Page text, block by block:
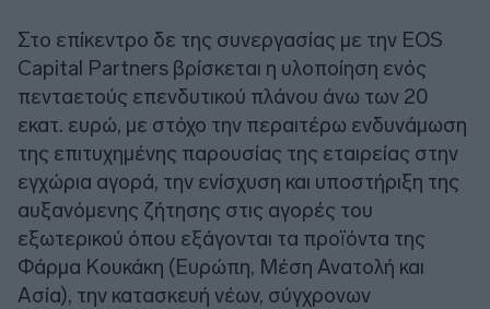
Στο επίκεντρο δε της συνεργασίας με την EOS
Capital Partners βρίσκεται η υλοποίηση ενός
πενταετούς επενδυτικού πλάνου άνω των 20
εκατ. ευρώ, με στόχο την περαιτέρω ενδυνάμωση
της επιτυχημένης παρουσίας της εταιρείας στην
εγχώρια αγορά, την ενίσχυση και υποστήριξη της
αυξανόμενης ζήτησης στις αγορές του
εξωτερικού όπου εξάγονται τα προϊόντα της
Φάρμα Κουκάκη (Ευρώπη, Μέση Ανατολή και
Ασία), την κατασκευή νέων, σύγχρονων